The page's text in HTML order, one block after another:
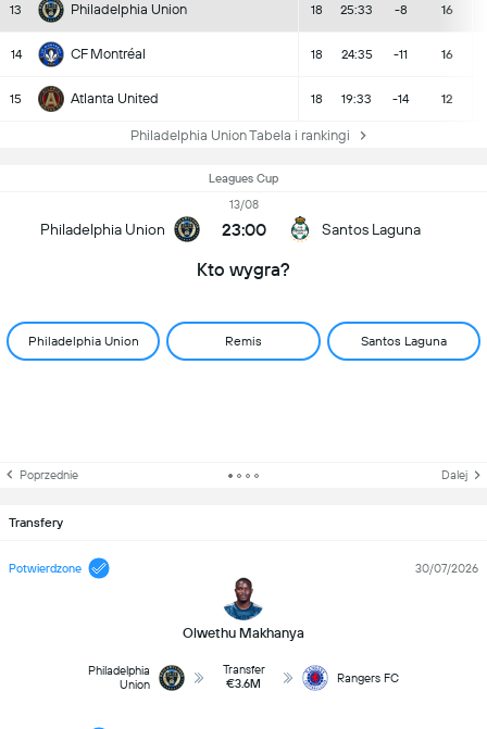
13 Philadelphia Union 18 25:33 -8 16
14 CF Montréal 18 24:35 -11 16
15 Atlanta United 18 19:33 -14 12
Philadelphia Union Tabela i rankingi
Leagues Cup
Philadelphia Union
13/08
23:00 Santos Laguna
Kto wygra?
Philadelphia Union Remis Santos Laguna
Poprzednie Dalej
Transfery
Potwierdzone
Olwethu Makhanya
30/07/2026
Philadelphia
Union
Transfer
€3.6M
Rangers FC